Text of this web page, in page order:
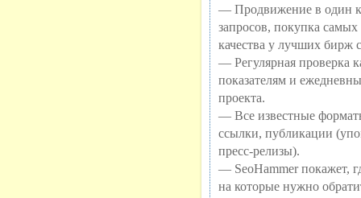
— Продвижение в один
запросов, покупка
качества у лучших бирж
— Регулярная проверка
показателям и
проекта.
— Все известные
ссылки, публикации
пресс-релизы).
— SeoHammer покажет,
на которые нужно